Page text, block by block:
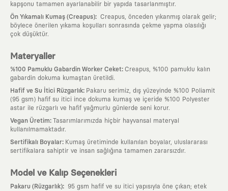
kapşonu tamamen ayarlanabilir bir yapıda tasarlanmıştır.
Ön Yıkamalı Kumaş (Creapus): Creapus, önceden yıkanmış olarak gelir;
böylece önerilen yıkama koşulları sonrasında çekme yapma olasılığı
çok düşüktür.
Materyaller
%100 Pamuklu Gabardin Worker Ceket: Creapus, %100 pamuklu kalın
gabardin dokuma kumaştan üretildi.
Hafif ve Su İtici Rüzgarlık: Pakaru serimiz, dış yüzeyinde %100 Poliamit
(95 gsm) hafif su itici ince dokuma kumaş ve içeride %100 Polyester
astar ile rüzgarlı ve hafif yağmurlu günlerde seni korur.
Vegan Üretim: Tasarımlarımızda hiçbir hayvansal materyal
kullanılmamaktadır.
Sertifikalı Boyalar: Kumaş üretiminde kullanılan boyalar, uluslararası
sertifikalara sahiptir ve insan sağlığına tamamen zararsızdır.
Model ve Kalıp Seçenekleri
Pakaru (Rüzgarlık):
95 gsm hafif ve su itici yapısıyla öne çıkan; etek